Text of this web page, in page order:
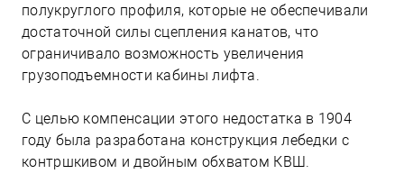
полукруглого профиля, которые не обеспечивали
достаточной силы сцепления канатов, что
ограничивало возможность увеличения
грузоподъемности кабины лифта.
С целью компенсации этого недостатка в 1904
году была разработана конструкция лебедки с
контршкивом и двойным обхватом КВШ.